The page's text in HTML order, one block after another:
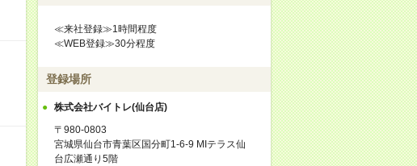
≪来社登録≫1時間程度
≪WEB登録≫30分程度
登録場所
株式会社バイトレ(仙台店)
〒980-0803
宮城県仙台市青葉区国分町1-6-9 MIテラス仙
台広瀬通り5階